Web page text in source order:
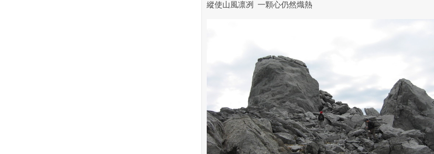
縱使山風凛冽 一顆心仍然熾熱